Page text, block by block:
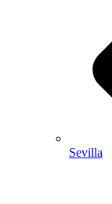
Sevilla